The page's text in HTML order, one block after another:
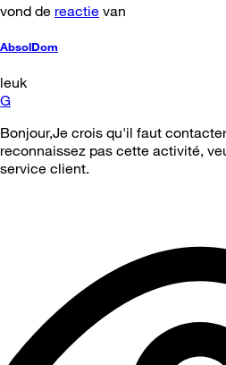
vond de reactie van
AbsolDom
leuk
G
Bonjour,Je crois qu'il faut
reconnaissez pas cette activité,
service client.